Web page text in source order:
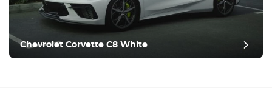
Chevrolet Corvette C8 White